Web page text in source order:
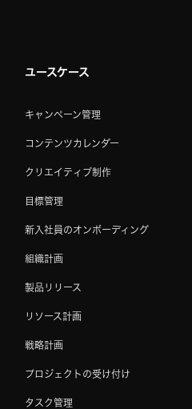
ユースケース
キャンペーン管理
コンテンツカレンダー
クリエイティブ制作
目標管理
新入社員のオンボーディング
組織計画
製品リリース
リソース計画
戦略計画
プロジェクトの受け付け
タスク管理